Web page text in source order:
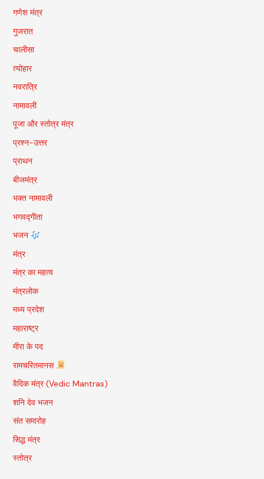
गणेश मंत्र
गुजरात
चालीसा
त्योहार
नवरात्रि
नामावली
पूजा और स्तोत्र मंत्र
प्रश्न-उत्तर
प्राथन
बीजमंत्र
भक्त नामावली
भगवद्गीता
भजन
मंत्र
मंत्र का महत्व
मंत्रलोक
मध्य प्रदेश
महाराष्ट्र
मीरा के पद
रामचरितमानस
वैदिक मंत्र (Vedic Mantras)
शनि देव भजन
संत समारोह
सिद्ध मंत्र
स्तोत्र